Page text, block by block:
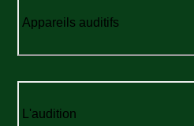
Appareils auditifs
L'audition